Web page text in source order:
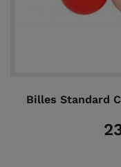
Billes Standard